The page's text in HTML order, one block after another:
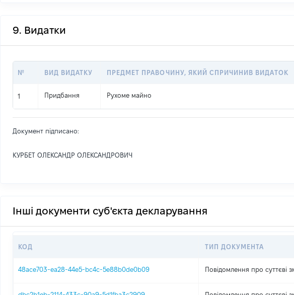
9. Видатки
№ ВИД ВИДАТКУ ПРЕДМЕТ ПРАВОЧИНУ, ЯКИЙ СПРИЧИНИВ ВИДАТОК
1 Придбання Рухоме майно
Документ підписано:
КУРБЕТ ОЛЕКСАНДР ОЛЕКСАНДРОВИЧ
Інші документи суб'єкта декларування
КОД ТИП ДОКУМЕНТА
48ace703-ea28-44e5-bc4c-5e88b0de0b09 Повідомлення про суттєві